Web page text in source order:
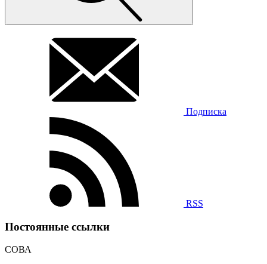
Подписка
RSS
Постоянные ссылки
СОВА